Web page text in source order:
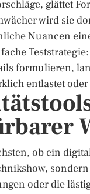
glättet
wird sie
Nuancen
formulieren,
entlastet
ob ein
oder die